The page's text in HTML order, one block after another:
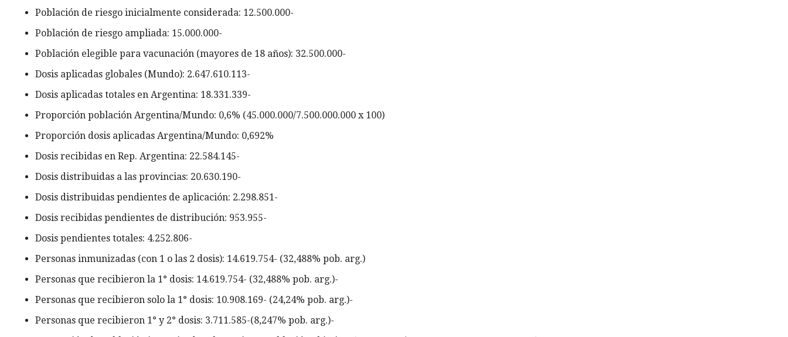
Población de riesgo inicialmente considerada: 12.500.000-
Población de riesgo ampliada: 15.000.000-
Población elegible para vacunación (mayores de 18 años): 32.500.000-
Dosis aplicadas globales (Mundo): 2.647.610.113-
Dosis aplicadas totales en Argentina: 18.331.339-
Proporción población Argentina/Mundo: 0,6% (45.000.000/7.500.000.000 x 100)
Proporción dosis aplicadas Argentina/Mundo: 0,692%
Dosis recibidas en Rep. Argentina: 22.584.145-
Dosis distribuidas a las provincias: 20.630.190-
Dosis distribuidas pendientes de aplicación: 2.298.851-
Dosis recibidas pendientes de distribución: 953.955-
Dosis pendientes totales: 4.252.806-
Personas inmunizadas (con 1 o las 2 dosis): 14.619.754- (32,488% pob. arg.)
Personas que recibieron la 1° dosis: 14.619.754- (32,488% pob. arg.)-
Personas que recibieron solo la 1° dosis: 10.908.169- (24,24% pob. arg.)-
Personas que recibieron 1° y 2° dosis: 3.711.585-(8,247% pob. arg.)-